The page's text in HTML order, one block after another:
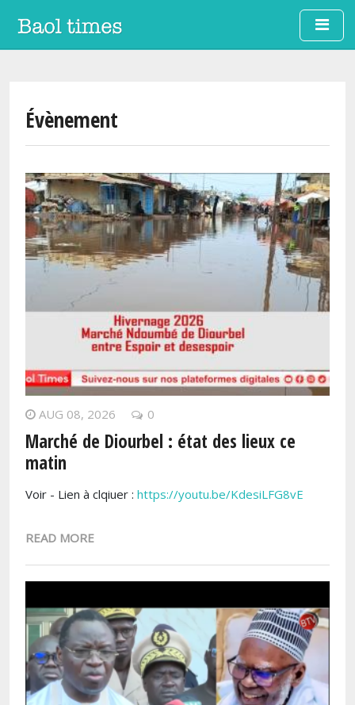
Évènement
AUG 08, 2026 0
Marché de Diourbel : état des lieux ce
matin
Voir - Lien à clqiuer : https://youtu.be/KdesiLFG8vE
READ MORE